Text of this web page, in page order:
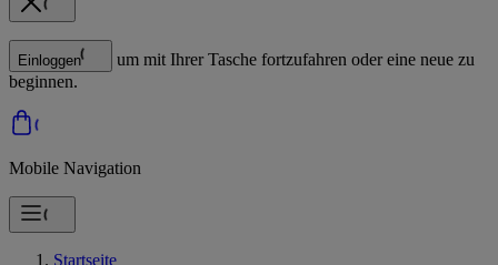
Einloggen
um mit Ihrer Tasche fortzufahren oder eine neue zu
beginnen.
Mobile Navigation
Startseite